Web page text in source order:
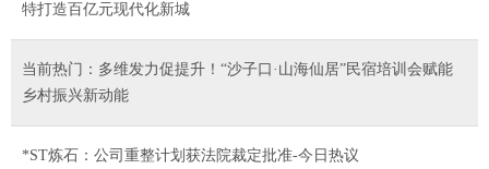
特打造百亿元现代化新城
当前热门：多维发力促提升！“沙子口·山海仙居”民宿培训会赋能
乡村振兴新动能
*ST炼石：公司重整计划获法院裁定批准-今日热议